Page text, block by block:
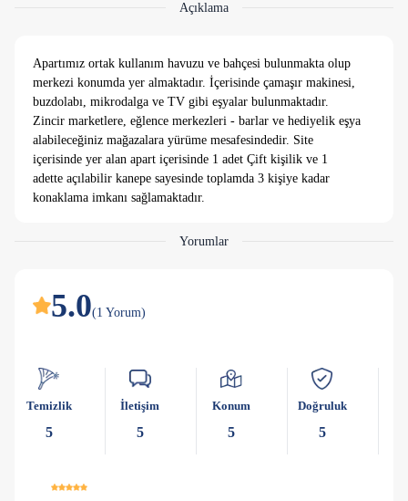
Açıklama
Apartımız ortak kullanım havuzu ve bahçesi bulunmakta olup
merkezi konumda yer almaktadır. İçerisinde çamaşır makinesi,
buzdolabı, mikrodalga ve TV gibi eşyalar bulunmaktadır.
Zincir marketlere, eğlence merkezleri - barlar ve hediyelik eşya
alabileceğiniz mağazalara yürüme mesafesindedir. Site
içerisinde yer alan apart içerisinde 1 adet Çift kişilik ve 1
adette açılabilir kanepe sayesinde toplamda 3 kişiye kadar
konaklama imkanı sağlamaktadır.
Yorumlar
5.0(1 Yorum)
Temizlik
5
İletişim
5
Konum
5
Doğruluk
5